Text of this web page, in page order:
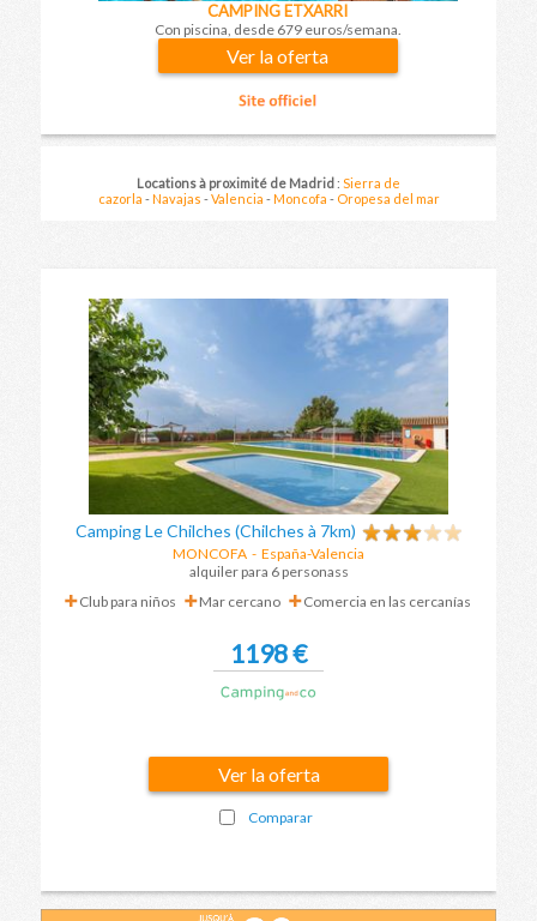
CAMPING ETXARRI
Con piscina, desde 679 euros/semana.
Ver la oferta
Precio por apartamento y por estancia
(gastos de tramitación incluidos)
Locations à proximité de Madrid : Sierra de
cazorla -Navajas -Valencia -Moncofa - Oropesa del mar
Camping Le Chilches (Chilches à 7km)
MONCOFA - España-Valencia
alquiler para 6 personass
Club para niños
Mar cercano Comercia en las cercanías
1198 €
Ver la oferta
Comparar